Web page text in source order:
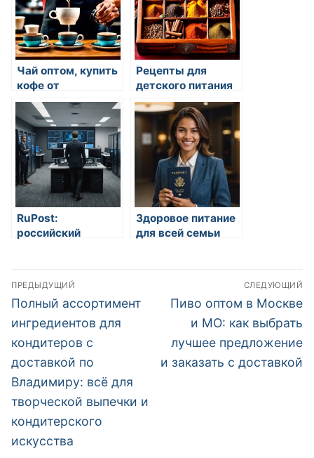
Чай оптом, купить
кофе от
производителя:
доставка по
России, СНГ
Рецепты для
детского питания
RuPost:
российский
на базе Linux —
современное
решение для
бизнеса
Здоровое питание
для всей семьи
Навигация
по
записям
ПРЕДЫДУЩИЙ
Предыдущая
запись:
Полный ассортимент
ингредиентов для
кондитеров с
доставкой по
Владимиру: всё для
творческой выпечки и
кондитерского
искусства
СЛЕДУЮЩИЙ
Следующая
запись:
Пиво оптом в Москве
и МО: как выбрать
лучшее предложение
и заказать с доставкой